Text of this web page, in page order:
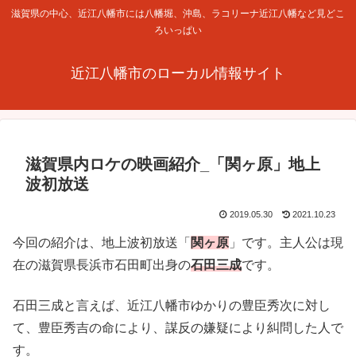
滋賀県の中心、近江八幡市には八幡堀、沖島、ラコリーナ近江八幡など見どこ
ろいっぱい
近江八幡市のローカル情報サイト
滋賀県内ロケの映画紹介_「関ヶ原」地上
波初放送
2019.05.30 2021.10.23
今回の紹介は、地上波初放送「 関ヶ原 」です。主人公は現
在の滋賀県長浜市石田町出身の石田三成です。
石田三成と言えば、近江八幡市ゆかりの豊臣秀次に対し
て、豊臣秀吉の命により、謀反の嫌疑により糾問した人で
す。